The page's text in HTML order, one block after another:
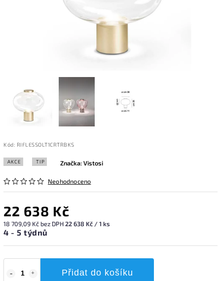
Kód: RIFLESSOLT1CRTRBKS
AKCE TIP
Neohodnoceno
Značka:Vistosi
22 638 Kč
18 709,09 Kč bez DPH22 638 Kč / 1 ks
4 - 5 týdnů
Přidat do košíku